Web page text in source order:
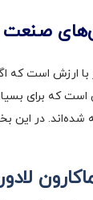
ارزش است که
است که برای
از بسته‌بندی معروف جهان آشنا می‌کنیم تا